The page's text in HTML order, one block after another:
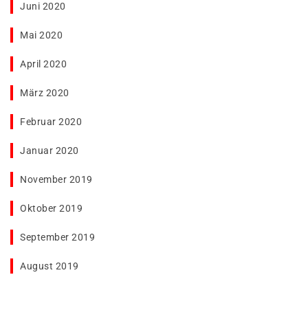
Juni 2020
Mai 2020
April 2020
März 2020
Februar 2020
Januar 2020
November 2019
Oktober 2019
September 2019
August 2019